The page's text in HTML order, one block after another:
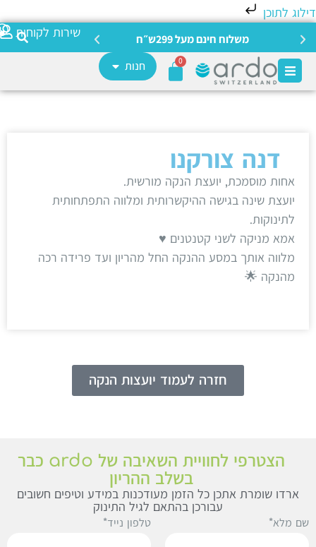
לתוכן
שירות לקוחות
משלוח חינם מעל 299ש״ח צריכה
חנות
דנה צורקנו
אחות מוסמכת, יועצת הנקה מורשית.
יועצת שינה בגישה ההיקשרותית ומלווה התפתחותית
לתינוקות.
אמא מניקה לשני קטנטנים ♥️
מלווה אותך במסע ההנקה החל מהריון ועד פרידה רכה
מהנקה 🌟
חזרה לעמוד יועצות הנקה
הצטרפי לחוויית השאיבה של ardo כבר
בשלב ההריון
ארדו שומרת אתכן כל הזמן מעודכנות במידע וטיפים חשובים
עבורכן בהתאם לגיל התינוק
שם מלא* טלפון נייד*